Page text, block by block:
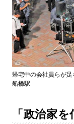
帰宅中の会社員らが
船橋駅
「政治家を